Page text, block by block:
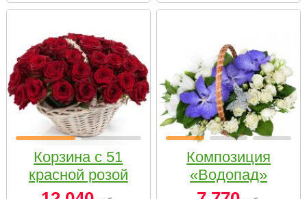
Корзина с 51
красной розой
Композиция
«Водопад»